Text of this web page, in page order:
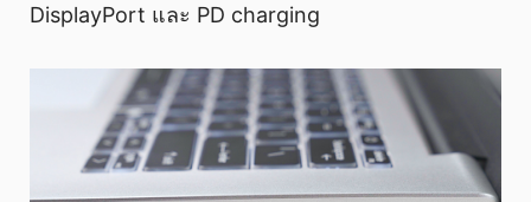
DisplayPort และ PD charging